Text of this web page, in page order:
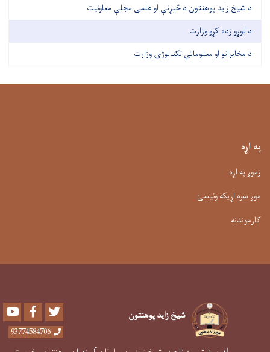
د شیخ زاید پوهنتون د څېړنې او علمي مجلې معاونیت
د لوړو زده کړو وزارت
د مخابراتو او معلوماتي تکنالوژۍ وزارت
په اړه
زموږ په اړه
موږ سره اړیکه ونیسئ
کارموندنه
شیخ زاید پوهنتون Youtube Facebook
93774584706